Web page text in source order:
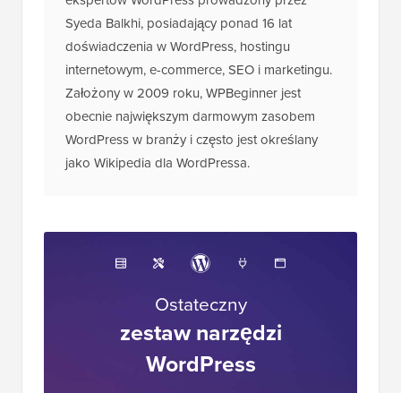
Syeda Balkhi, posiadający ponad 16 lat
doświadczenia w WordPress, hostingu
internetowym, e-commerce, SEO i marketingu.
Założony w 2009 roku, WPBeginner jest
obecnie największym darmowym zasobem
WordPress w branży i często jest określany
jako Wikipedia dla WordPressa.
Ostateczny
zestaw narzędzi
WordPress